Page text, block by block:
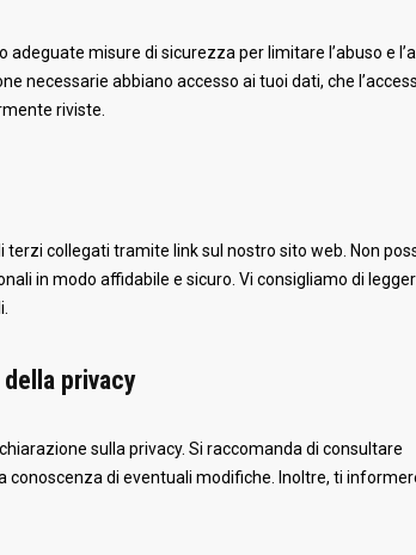
misure di sicurezza per limitare l’abuso e
necessarie abbiano accesso ai tuoi dati, che
riviste.
collegati tramite link sul nostro sito web. Non
in modo affidabile e sicuro. Vi consigliamo di
privacy
sulla privacy. Si raccomanda di consultare
di eventuali modifiche. Inoltre, ti